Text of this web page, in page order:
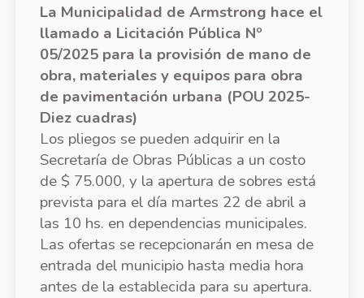
La Municipalidad de Armstrong hace el
llamado a Licitación Pública Nº
05/2025 para la provisión de mano de
obra, materiales y equipos para obra
de pavimentación urbana (POU 2025-
Diez cuadras)
Los pliegos se pueden adquirir en la
Secretaría de Obras Públicas a un costo
de $ 75.000, y la apertura de sobres está
prevista para el día martes 22 de abril a
las 10 hs. en dependencias municipales.
Las ofertas se recepcionarán en mesa de
entrada del municipio hasta media hora
antes de la establecida para su apertura.